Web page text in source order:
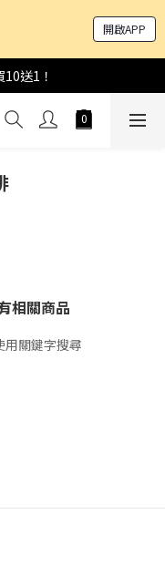
開啟APP
送1！
相關商品
用關鍵字搜尋